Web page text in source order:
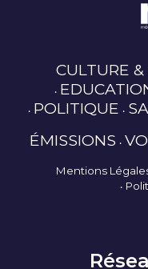
CULTURE &
POLITIQUE
ÉMISSIONS
Mentions